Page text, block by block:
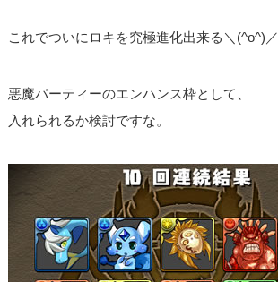
これでついにロキを究極進化出来る＼(^o^)／
悪魔パーティーのエンハンス枠として、
入れられるか検討ですな。